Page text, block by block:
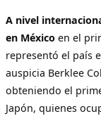
A nivel
en México en el
representó el país
auspicia Berklee
obteniendo el
Japón, quienes